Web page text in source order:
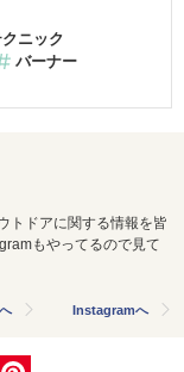
ニック
バーナー
トドアに関する情報を皆
もやってるので見て
Instagramへ